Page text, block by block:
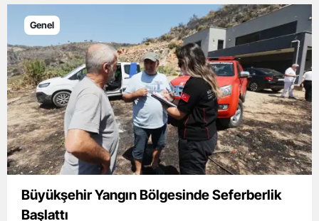
Genel
Büyükşehir Yangın Bölgesinde Seferberlik
Başlattı